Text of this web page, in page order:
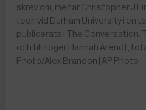
skrev om, menar Christopher J
teori vid Durham University i en
publicerats i The Conversation.
och till höger Hannah Arendt,
Photo/Alex Brandon | AP Photo